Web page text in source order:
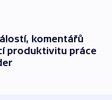
komentářů
produktivitu práce